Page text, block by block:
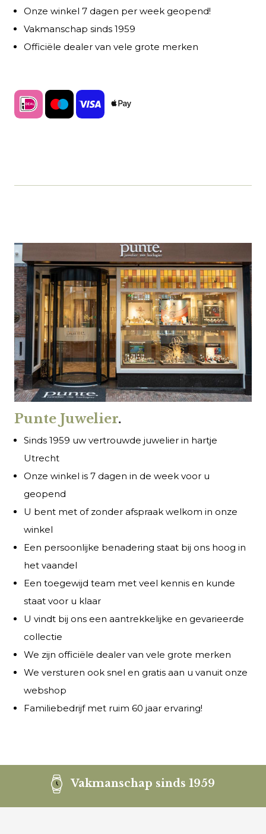
Onze winkel 7 dagen per week geopend!
Vakmanschap sinds 1959
Officiële dealer van vele grote merken
Punte Juwelier.
Sinds 1959 uw vertrouwde juwelier in hartje
Utrecht
Onze winkel is 7 dagen in de week voor u
geopend
U bent met of zonder afspraak welkom in onze
winkel
Een persoonlijke benadering staat bij ons hoog in
het vaandel
Een toegewijd team met veel kennis en kunde
staat voor u klaar
U vindt bij ons een aantrekkelijke en gevarieerde
collectie
We zijn officiële dealer van vele grote merken
We versturen ook snel en gratis aan u vanuit onze
webshop
Familiebedrijf met ruim 60 jaar ervaring!
Vakmanschap sinds 1959